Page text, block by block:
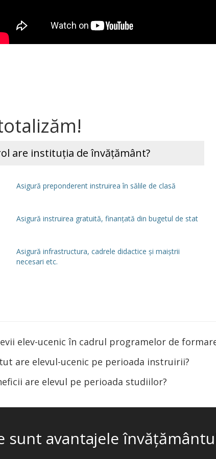
are instituția de învățământ?
Asigură preponderent instruirea în sălile de clasă
Asigură instruirea gratuită, finanțată din bugetul de stat
Asigură infrastructura, cadrele didactice și maiștrii
necesari etc.
elev-ucenic în cadrul programelor de
are elevul-ucenic pe perioada instruirii?
are elevul pe perioada studiilor?
sunt avantajele